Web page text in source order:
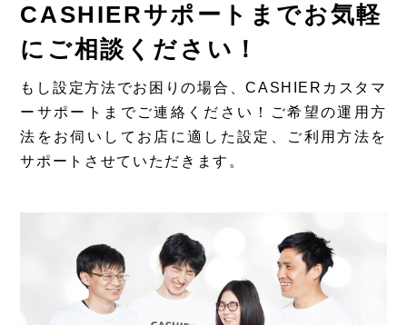
CASHIERサポートまでお気軽
にご相談ください！
もし設定方法でお困りの場合、CASHIERカスタマ
ーサポートまでご連絡ください！ご希望の運用方
法をお伺いしてお店に適した設定、ご利用方法を
サポートさせていただきます。